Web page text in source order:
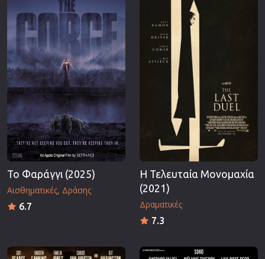
Ευρωπαικός Κινηματογράφος
Θρησκευτικές
Θρίλερ
Ιστορικές
Καταστροφής
Το Φαράγγι (2025)
Αισθηματικές Δράσης
6.7
Η Τελευταία Μονομαχία
(2021)
Δραματικές
7.3